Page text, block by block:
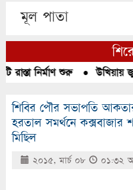
মূল পাতা
নির্মাণ শুরু●উখিয়ায়
শিবির পৌর সভাপতি
হরতাল সমর্থনে কক্সবাজার
মিছিল
২০১৫, মার্চ ০৮ ০১:৩২